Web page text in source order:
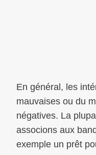
En général, les
mauvaises ou du
négatives. La
associons aux
exemple un prêt